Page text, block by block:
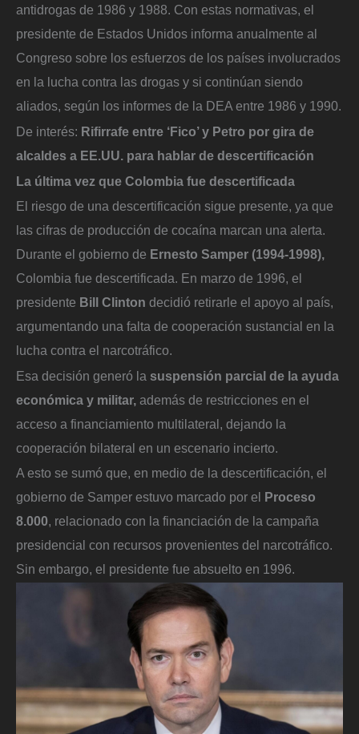
antidrogas de 1986 y 1988. Con estas normativas, el
presidente de Estados Unidos informa anualmente al
Congreso sobre los esfuerzos de los países involucrados
en la lucha contra las drogas y si continúan siendo
aliados, según los informes de la DEA entre 1986 y 1990.
De interés: Rifirrafe entre ‘Fico’ y Petro por gira de
alcaldes a EE.UU. para hablar de descertificación
La última vez que Colombia fue descertificada
El riesgo de una descertificación sigue presente, ya que
las cifras de producción de cocaína marcan una alerta.
Durante el gobierno de Ernesto Samper (1994-1998),
Colombia fue descertificada. En marzo de 1996, el
presidente Bill Clinton decidió retirarle el apoyo al país,
argumentando una falta de cooperación sustancial en la
lucha contra el narcotráfico.
Esa decisión generó la suspensión parcial de la ayuda
económica y militar, además de restricciones en el
acceso a financiamiento multilateral, dejando la
cooperación bilateral en un escenario incierto.
A esto se sumó que, en medio de la descertificación, el
gobierno de Samper estuvo marcado por el
Proceso
8.000, relacionado con la financiación de la campaña
presidencial con recursos provenientes del narcotráfico.
Sin embargo, el presidente fue absuelto en 1996.